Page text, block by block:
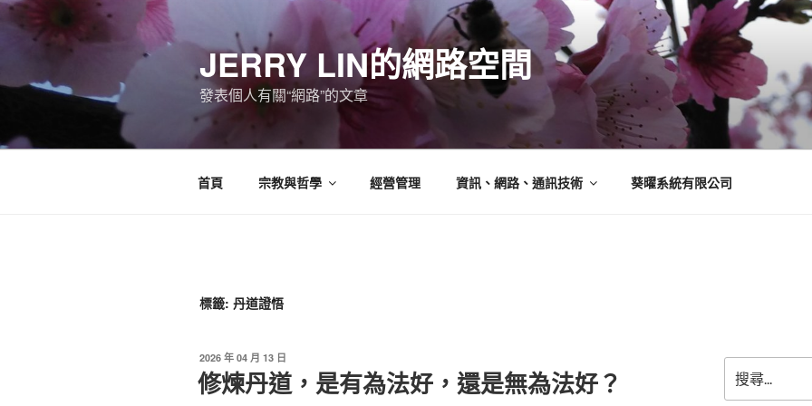
跳
JERRY LIN的網路空間
發表個人有關“網路”的文章
首頁 宗教與哲學 經營管理 資訊、網路、通訊技術 葵曜系統有限公司
標籤: 丹道證悟
發
佈
於
2026 年 04 月 13 日
修煉丹道，是有為法好，還是無為法好？
尋